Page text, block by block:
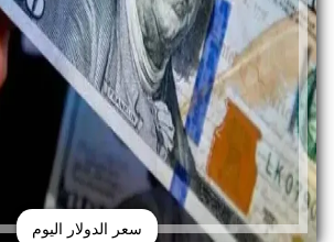
سعر الدولار اليوم